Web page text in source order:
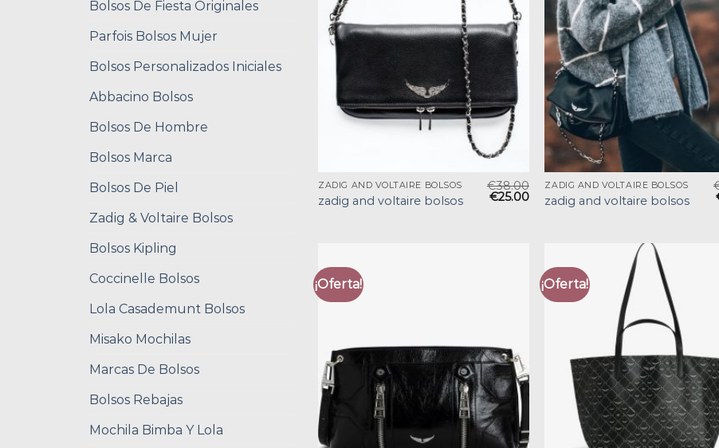
Bolsos De Fiesta Originales
Parfois Bolsos Mujer
Bolsos Personalizados Iniciales
Abbacino Bolsos
Bolsos De Hombre
Bolsos Marca
Bolsos De Piel
Zadig & Voltaire Bolsos
Bolsos Kipling
Coccinelle Bolsos
Lola Casademunt Bolsos
Misako Mochilas
Marcas De Bolsos
Bolsos Rebajas
Mochila Bimba Y Lola
ZADIG AND VOLTAIRE BOLSOS
zadig and voltaire bolsos
€38.00
€25.00
ZADIG AND VOLTAIRE BOLSOS
zadig and voltaire bolsos
¡Oferta! ¡Oferta!